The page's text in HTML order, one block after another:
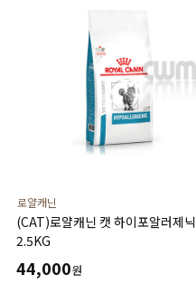
로얄캐닌
(CAT)로얄캐닌 캣 하이포알러제닉
2.5KG
44,000원